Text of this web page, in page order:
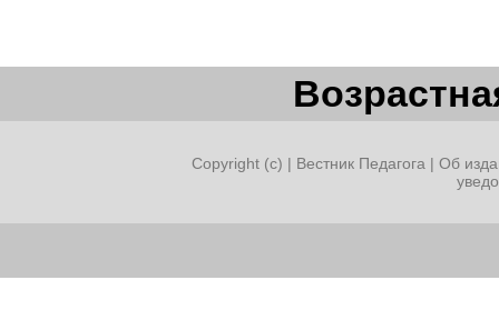
Copyright (c) | Вестник Педагога | Об